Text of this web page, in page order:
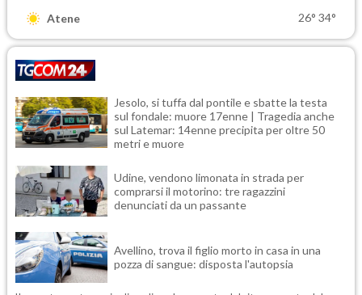
Atene 26° 34°
Jesolo, si tuffa dal pontile e sbatte la testa
sul fondale: muore 17enne | Tragedia anche
sul Latemar: 14enne precipita per oltre 50
metri e muore
Udine, vendono limonata in strada per
comprarsi il motorino: tre ragazzini
denunciati da un passante
Avellino, trova il figlio morto in casa in una
pozza di sangue: disposta l'autopsia